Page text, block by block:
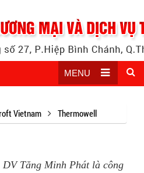
MENU
Vietnam Thermowell
Tăng Minh Phát là công